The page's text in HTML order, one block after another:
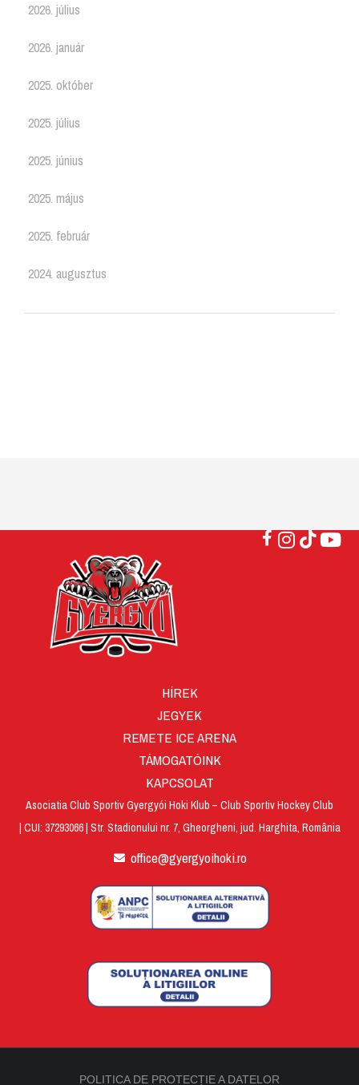
2026. július
2026. január
2025. október
2025. július
2025. június
2025. május
2025. február
2024. augusztus
HÍREK
JEGYEK
REMETE ICE ARENA
TÁMOGATÓINK
KAPCSOLAT
Asociatia Club Sportiv Gyergyói Hoki Klub – Club Sportiv Hockey Club
| CUI: 37293066 | Str. Stadionului nr. 7, Gheorgheni, jud. Harghita, România
office@gyergyoihoki.ro
POLITICA DE PROTECȚIE A DATELOR